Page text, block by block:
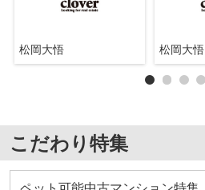
松岡大悟 松岡大悟
こだわり特集